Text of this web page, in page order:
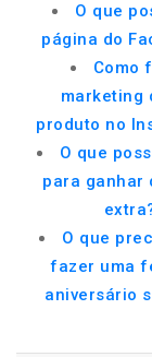
O que
página do
Como
marketing
produto no
O que
para ganhar
O que
fazer uma
aniversário